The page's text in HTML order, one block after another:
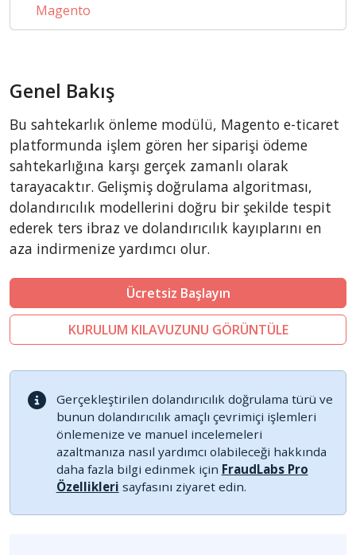
Magento
PrestaShop
AbanteCart
LiteCart
ZenCart
PinnacleCart
FoxyCart
Easy Digital Downloads
Ecwid by Lightspeed
WISECP
ThirtyBees
Shopware
Sylius
Genel Bakış
Bu sahtekarlık önleme modülü, Magento e-ticaret
platformunda işlem gören her siparişi ödeme
sahtekarlığına karşı gerçek zamanlı olarak
tarayacaktır. Gelişmiş doğrulama algoritması,
dolandırıcılık modellerini doğru bir şekilde tespit
ederek ters ibraz ve dolandırıcılık kayıplarını en
aza indirmenize yardımcı olur.
Ücretsiz Başlayın
KURULUM KILAVUZUNU GÖRÜNTÜLE
Gerçekleştirilen dolandırıcılık doğrulama türü ve
bunun dolandırıcılık amaçlı çevrimiçi işlemleri
önlemenize ve manuel incelemeleri
azaltmanıza nasıl yardımcı olabileceği hakkında
daha fazla bilgi edinmek için FraudLabs Pro
Özellikleri sayfasını ziyaret edin.